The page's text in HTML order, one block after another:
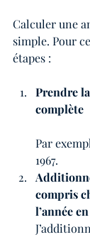
Calculer une
simple. Pour
étapes :
Prendre
complète
Par
1967.
compris
l’année